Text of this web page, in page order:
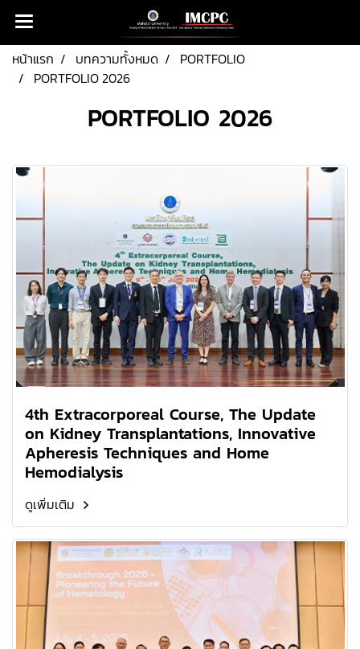
หน้าแรก บทความทั้งหมด
PORTFOLIO
PORTFOLIO 2026
PORTFOLIO 2026
4th Extracorporeal Course, The Update
on Kidney Transplantations, Innovative
Apheresis Techniques and Home
Hemodialysis
ดูเพิ่มเติม